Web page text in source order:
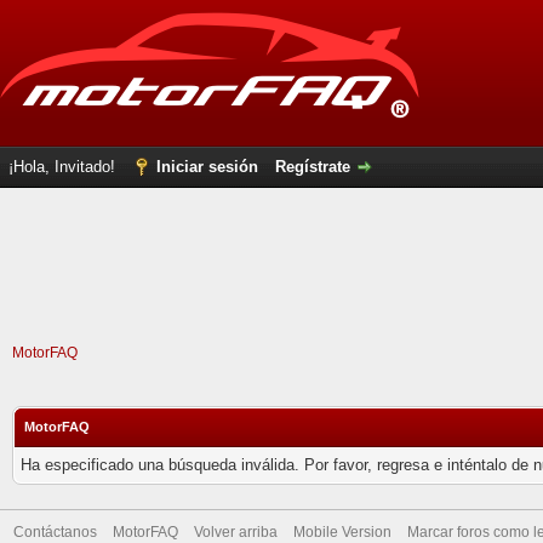
¡Hola, Invitado! Iniciar sesión Regístrate
MotorFAQ
MotorFAQ
Ha especificado una búsqueda inválida. Por favor, regresa e inténtalo de
Contáctanos MotorFAQ Volver arriba Mobile Version Marcar foros como